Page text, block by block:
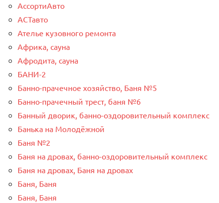
АссортиАвто
АСТавто
Ателье кузовного ремонта
Африка, сауна
Афродита, сауна
БАНИ-2
Банно-прачечное хозяйство, Баня №5
Банно-прачечный трест, баня №6
Банный дворик, банно-оздоровительный комплекс
Банька на Молодёжной
Баня №2
Баня на дровах, банно-оздоровительный комплекс
Баня на дровах, Баня на дровах
Баня, Баня
Баня, Баня